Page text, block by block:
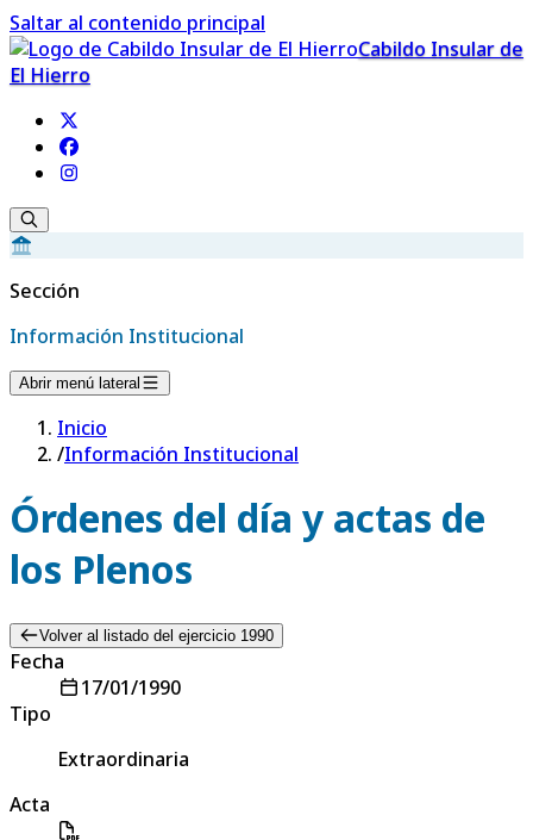
Saltar al contenido principal
Cabildo Insular de
El Hierro
Sección
Información Institucional
Abrir menú lateral
Inicio
/Información Institucional
Órdenes del día y actas de
los Plenos
Volver al listado del ejercicio 1990
Fecha
17/01/1990
Tipo
Extraordinaria
Acta